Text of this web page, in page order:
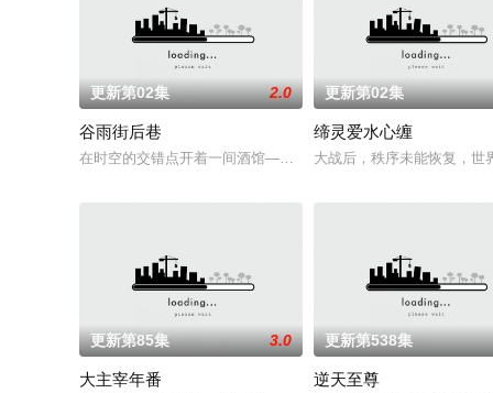
更新第02集 2.0
谷雨街后巷
在时空的交错点开着一间酒馆——谷雨街后巷。 无论城市的角落
更新第02集
缔灵爱水心缠
大战后，秩序未能恢复，
更新第85集 3.0
大主宰年番
更新第538集
逆天至尊